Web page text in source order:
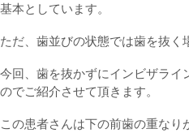
基本としています。
ただ、歯並びの状態では歯を抜く
今回、歯を抜かずにインビザライ
のでご紹介させて頂きます。
この患者さんは下の前歯の重なり